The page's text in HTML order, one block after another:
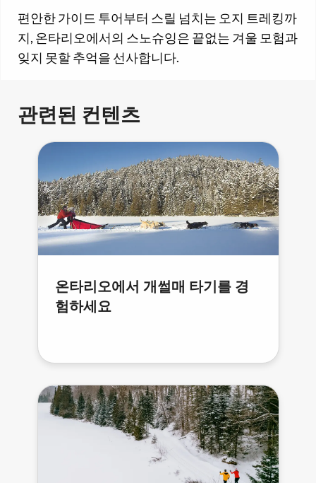
편안한 가이드 투어부터 스릴 넘치는 오지 트레킹까
지, 온타리오에서의 스노슈잉은 끝없는 겨울 모험과
잊지 못할 추억을 선사합니다.
관련된 컨텐츠
온타리오에서 개썰매 타기를 경
험하세요